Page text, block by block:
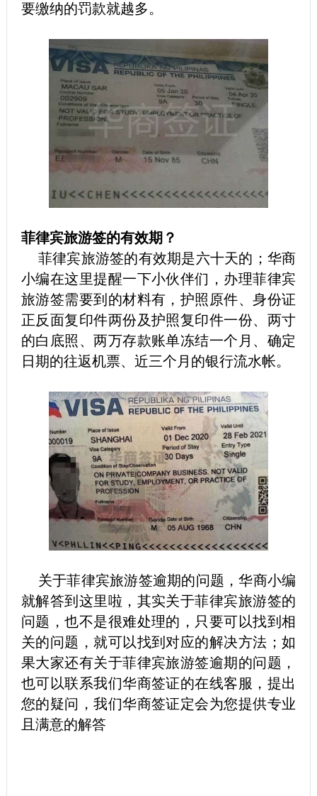
要缴纳的罚款就越多。
菲律宾旅游签的有效期？
菲律宾旅游签的有效期是六十天的；华商
小编在这里提醒一下小伙伴们，办理菲律宾
旅游签需要到的材料有，护照原件、身份证
正反面复印件两份及护照复印件一份、两寸
的白底照、两万存款账单冻结一个月、确定
日期的往返机票、近三个月的银行流水帐。
关于菲律宾旅游签逾期的问题，华商小编
就解答到这里啦，其实关于菲律宾旅游签的
问题，也不是很难处理的，只要可以找到相
关的问题，就可以找到对应的解决方法；如
果大家还有关于菲律宾旅游签逾期的问题，
也可以联系我们华商签证的在线客服，提出
您的疑问，我们华商签证定会为您提供专业
且满意的解答